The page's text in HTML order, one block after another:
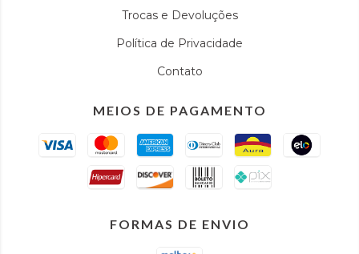
Trocas e Devoluções
Política de Privacidade
Contato
MEIOS DE PAGAMENTO
FORMAS DE ENVIO